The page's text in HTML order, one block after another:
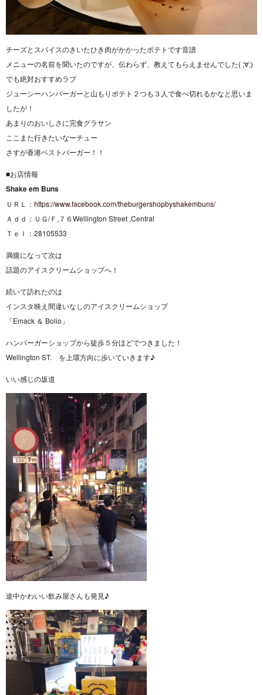
チーズとスパイスのきいたひき肉がかかったポテトです音譜
メニューの名前を聞いたのですが、伝わらず、教えてもらえませんでした( ;∀;)
でも絶対おすすめラブ
ジューシーハンバーガーと山もりポテト２つも３人で食べ切れるかなと思いま
したが！
あまりのおいしさに完食グラサン
ここまた行きたいなーチュー
さすが香港ベストバーガー！！
■お店情報
Shake em Buns
ＵＲＬ： https://www.facebook.com/theburgershopbyshakembuns/
Ａｄｄ：ＵＧ/Ｆ,７６Wellington Street ,Central
Ｔｅｌ：28105533
満腹になって次は
話題のアイスクリームショップへ！
続いて訪れたのは
インスタ映え間違いなしのアイスクリームショップ
「Emack ＆ Bolio」
ハンバーガーショップから徒歩５分ほどでつきました！
Wellington ST. を上環方向に歩いていきます♪
いい感じの坂道
途中かわいい飲み屋さんも発見♪